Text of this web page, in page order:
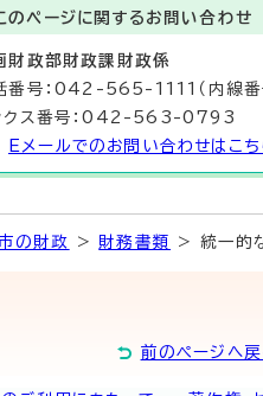
のページに関する お問い合わせ
財政部財政課 財政係
番号：042-565-1111（内線
クス番号：042-563-0793
Eメールでのお問い合わせはこ
の財政 > 財務書類 > 統一的
前のページへ戻